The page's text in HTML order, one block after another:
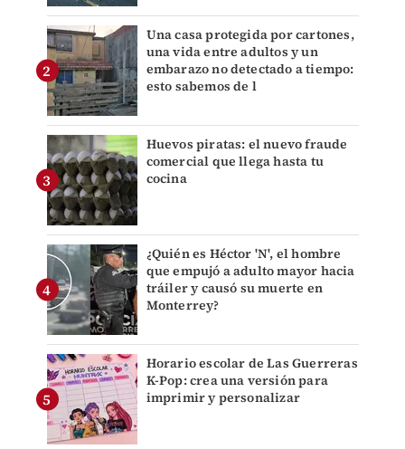
Una casa protegida por cartones,
una vida entre adultos y un
embarazo no detectado a tiempo:
esto sabemos de l
Huevos piratas: el nuevo fraude
comercial que llega hasta tu
cocina
¿Quién es Héctor 'N', el hombre
que empujó a adulto mayor hacia
tráiler y causó su muerte en
Monterrey?
Horario escolar de Las Guerreras
K-Pop: crea una versión para
imprimir y personalizar